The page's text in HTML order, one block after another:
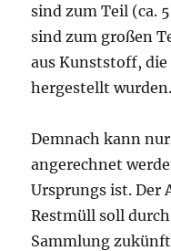
sind zum Teil (ca.
sind zum großen
aus Kunststoff, die
hergestellt wurden.
Demnach kann
angerechnet
Ursprungs ist. Der
Restmüll soll
Sammlung